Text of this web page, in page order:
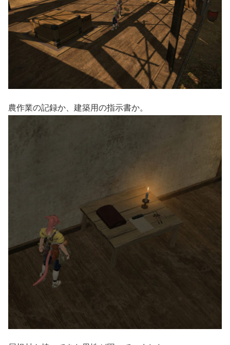
農作業の記録か、建築用の指示書か。